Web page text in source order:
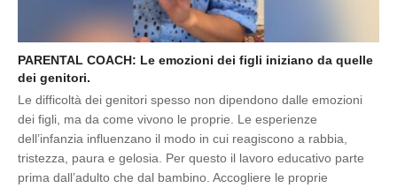
PARENTAL COACH: Le emozioni dei figli iniziano da quelle
dei genitori.
Le difficoltà dei genitori spesso non dipendono dalle emozioni
dei figli, ma da come vivono le proprie. Le esperienze
dell’infanzia influenzano il modo in cui reagiscono a rabbia,
tristezza, paura e gelosia. Per questo il lavoro educativo parte
prima dall’adulto che dal bambino. Accogliere le proprie